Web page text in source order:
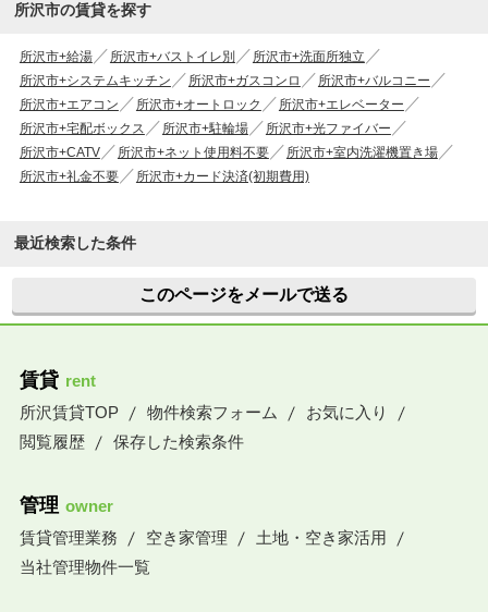
所沢市の賃貸を探す
所沢市+給湯 所沢市+バストイレ別
所沢市+洗面所独立
所沢市+システムキッチン
所沢市+ガスコンロ
所沢市+バルコニー
所沢市+エアコン
所沢市+オートロック
所沢市+エレベーター
所沢市+宅配ボックス
所沢市+駐輪場
所沢市+光ファイバー
所沢市+CATV
所沢市+ネット使用料不要
所沢市+室内洗濯機置き場
所沢市+礼金不要
所沢市+カード決済(初期費用)
最近検索した条件
このページをメールで送る
賃貸 rent
所沢賃貸TOP
物件検索フォーム
お気に入り
閲覧履歴
保存した検索条件
管理 owner
賃貸管理業務
空き家管理
土地・空き家活用
当社管理物件一覧